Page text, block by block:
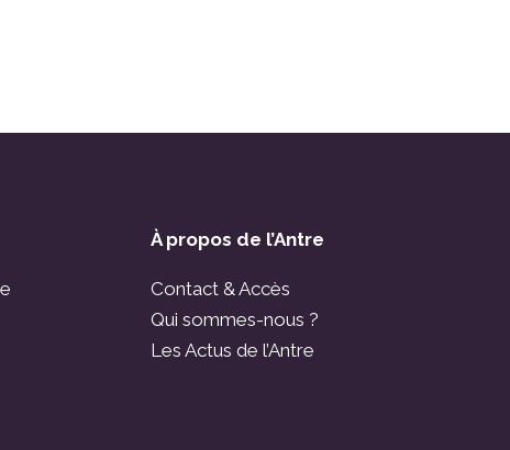
À propos de l’Antre
Contact & Accès
Qui sommes-nous ?
Les Actus de l’Antre